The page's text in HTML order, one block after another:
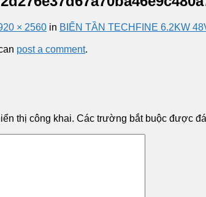
× 2560 in BIẾN TẦN TECHFINE 6.2KW
post a comment.
thị công khai. Các trường bắt buộc được